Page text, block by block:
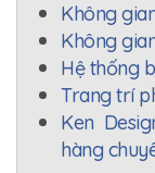
Không
Không
Hệ thống
Trang trí
Ken
hàng